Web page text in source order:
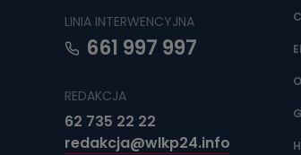
LINIA INTERWENCYJNA
661 997 997
REDAKCJA
62 735 22 22
redakcja@wlkp24.info